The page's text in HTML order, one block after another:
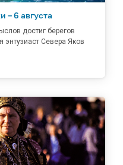
– 6 августа
достиг берегов
энтузиаст Севера Яков